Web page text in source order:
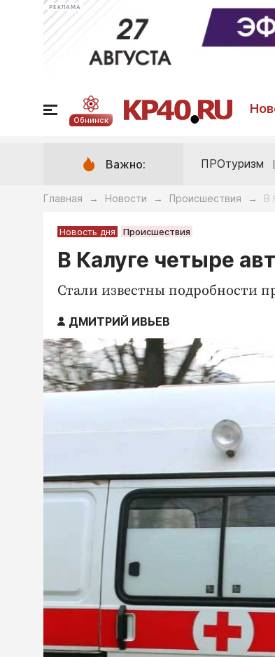
РЕКЛАМА
Обнинск
Важно: ПРОтуризм
Главная → Новости → Происшествия → В
Новость дня Происшествия
В Калуге четыре
Стали известны подробности
ДМИТРИЙ ИВЬЕВ